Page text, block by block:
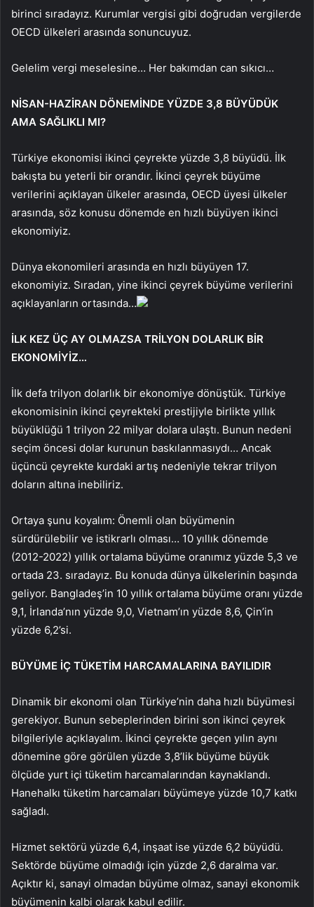
birinci sıradayız. Kurumlar vergisi gibi doğrudan vergilerde
OECD ülkeleri arasında sonuncuyuz.
Gelelim vergi meselesine… Her bakımdan can sıkıcı…
NİSAN-HAZİRAN DÖNEMİNDE YÜZDE 3,8 BÜYÜDÜK
AMA SAĞLIKLI MI?
Türkiye ekonomisi ikinci çeyrekte yüzde 3,8 büyüdü. İlk
bakışta bu yeterli bir orandır. İkinci çeyrek büyüme
verilerini açıklayan ülkeler arasında, OECD üyesi ülkeler
arasında, söz konusu dönemde en hızlı büyüyen ikinci
ekonomiyiz.
Dünya ekonomileri arasında en hızlı büyüyen 17.
ekonomiyiz. Sıradan, yine ikinci çeyrek büyüme verilerini
açıklayanların ortasında…
İLK KEZ ÜÇ AY OLMAZSA TRİLYON DOLARLIK BİR
EKONOMİYİZ…
İlk defa trilyon dolarlık bir ekonomiye dönüştük. Türkiye
ekonomisinin ikinci çeyrekteki prestijiyle birlikte yıllık
büyüklüğü 1 trilyon 22 milyar dolara ulaştı. Bunun nedeni
seçim öncesi dolar kurunun baskılanmasıydı… Ancak
üçüncü çeyrekte kurdaki artış nedeniyle tekrar trilyon
doların altına inebiliriz.
Ortaya şunu koyalım: Önemli olan büyümenin
sürdürülebilir ve istikrarlı olması… 10 yıllık dönemde
(2012-2022) yıllık ortalama büyüme oranımız yüzde 5,3 ve
ortada 23. sıradayız. Bu konuda dünya ülkelerinin başında
geliyor. Bangladeş’in 10 yıllık ortalama büyüme oranı yüzde
9,1, İrlanda’nın yüzde 9,0, Vietnam’ın yüzde 8,6, Çin’in
yüzde 6,2’si.
BÜYÜME İÇ TÜKETİM HARCAMALARINA BAYILIDIR
Dinamik bir ekonomi olan Türkiye’nin daha hızlı büyümesi
gerekiyor. Bunun sebeplerinden birini son ikinci çeyrek
bilgileriyle açıklayalım. İkinci çeyrekte geçen yılın aynı
dönemine göre görülen yüzde 3,8’lik büyüme büyük
ölçüde yurt içi tüketim harcamalarından kaynaklandı.
Hanehalkı tüketim harcamaları büyümeye yüzde 10,7 katkı
sağladı.
Hizmet sektörü yüzde 6,4, inşaat ise yüzde 6,2 büyüdü.
Sektörde büyüme olmadığı için yüzde 2,6 daralma var.
Açıktır ki, sanayi olmadan büyüme olmaz, sanayi ekonomik
büyümenin kalbi olarak kabul edilir.